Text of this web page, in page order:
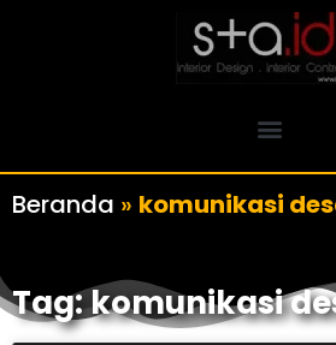
Beranda » komunikasi
Tag: komunikasi